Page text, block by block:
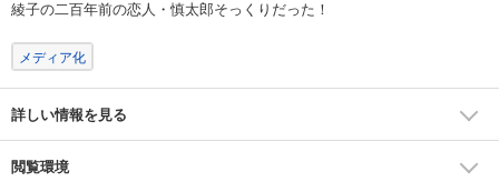
綾子の二百年前の恋人・慎太郎そっくりだった！
メディア化
詳しい情報を見る
閲覧環境